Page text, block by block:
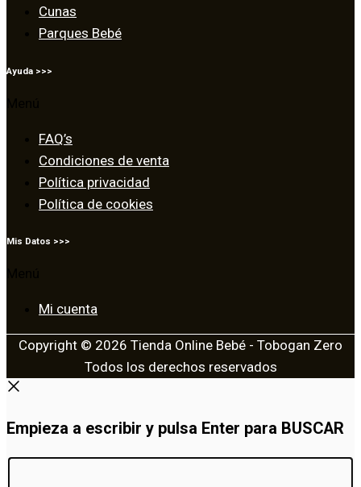
Cunas
Parques Bebé
Ayuda >>>
FAQ’s
Condiciones de venta
Política privacidad
Política de cookies
Mis Datos >>>
Mi cuenta
Copyright © 2026 Tienda Online Bebé - Tobogan Zero
Todos los derechos reservados
Empieza a escribir y pulsa Enter para BUSCAR